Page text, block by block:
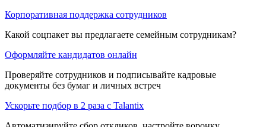
Корпоративная поддержка сотрудников
Какой соцпакет вы предлагаете семейным сотрудникам?
Оформляйте кандидатов онлайн
Проверяйте сотрудников и подписывайте кадровые
документы без бумаг и личных встреч
Ускорьте подбор в 2 раза с Talantix